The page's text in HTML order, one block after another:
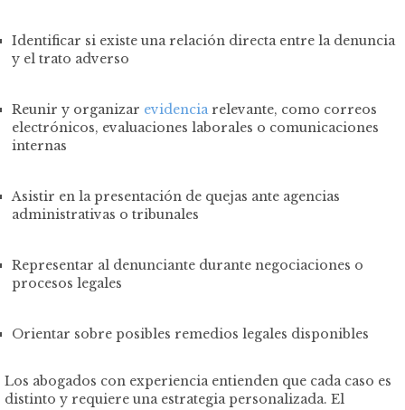
Identificar si existe una relación directa entre la denuncia
y el trato adverso
Reunir y organizar evidenciarelevante, como correos
electrónicos, evaluaciones laborales o comunicaciones
internas
Asistir en la presentación de quejas ante agencias
administrativas o tribunales
Representar al denunciante durante negociaciones o
procesos legales
Orientar sobre posibles remedios legales disponibles
Los abogados con experiencia entienden que cada caso es
distinto y requiere una estrategia personalizada. El